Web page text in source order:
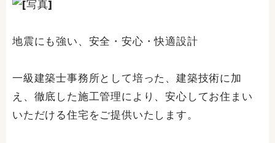
地震にも強い、安全・安心・快適設計
一級建築士事務所として培った、建築技術に加
え、徹底した施工管理により、安心してお住まい
いただける住宅をご提供いたします。